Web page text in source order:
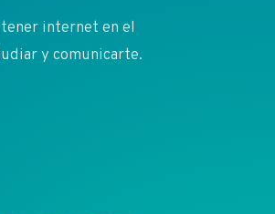
internet en el
y comunicarte.